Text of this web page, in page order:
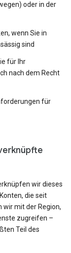
oder in der
wenn Sie in
sind
für Ihr
nach dem Recht
für
wir dieses
die seit
mit der Region,
zugreifen –
Teil des